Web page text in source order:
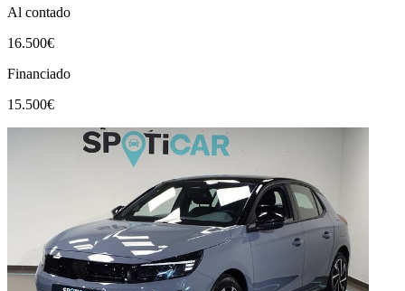
Al contado
16.500€
Financiado
15.500€